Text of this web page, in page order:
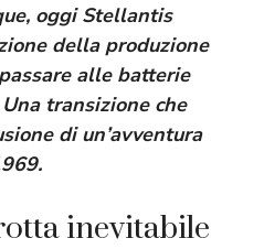
oggi Stellantis
della produzione
alle batterie
transizione che
di un’avventura
inevitabile